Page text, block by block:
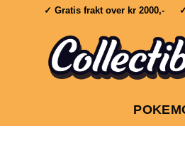
✓ Gratis frakt over kr 2000,- ✓